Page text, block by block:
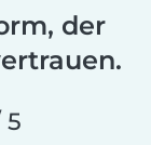
der
5